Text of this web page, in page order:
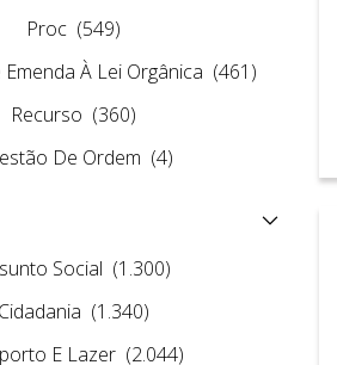
Proc (549)
À Lei Orgânica (461)
Recurso (360)
De Ordem (4)
Social (1.300)
Cidadania (1.340)
E Lazer (2.044)